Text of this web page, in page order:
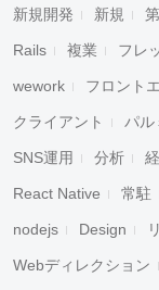
新規開発 新規
Rails 複業 フレ
wework フロント
クライアント パル
SNS運用 分析
React Native 常駐
nodejs Design
Webディレクション